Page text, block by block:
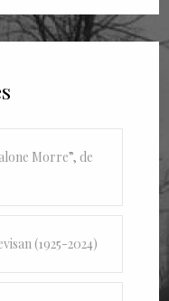
Morre”, de
(1925-2024)